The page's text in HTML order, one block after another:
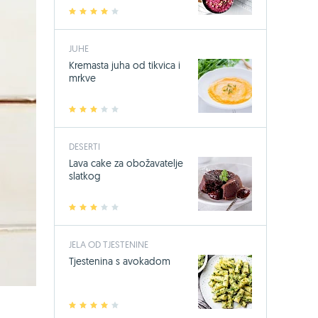
2 3 4
JUHE
2 3 4
Kremasta juha od tikvica i
mrkve
DESERTI
2 3 4
Lava cake za obožavatelje
slatkog
JELA OD TJESTENINE
2 3 4
Tjestenina s avokadom